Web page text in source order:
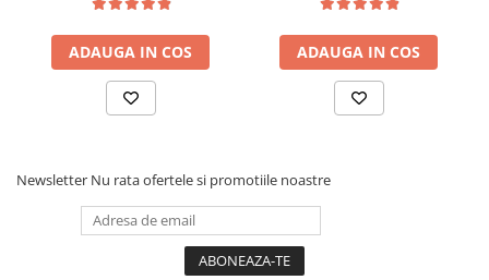
saltea ferm, negru
ADAUGA IN COS
tip Bonell, fata vara-iarna,
sistem de aerisire cu
butoni, Salt Confort
ADAUGA IN COS
Newsletter Nu rata ofertele si promotiile noastre